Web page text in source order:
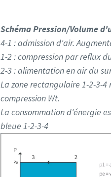
Schéma Pression/Volume
4-1 : admission d'air.
1-2 : compression par reflux
2-3 : alimentation en air du
La zone rectangulaire 1-2-3-
compression Wt.
La consommation d'énergie
bleue 1-2-3-4